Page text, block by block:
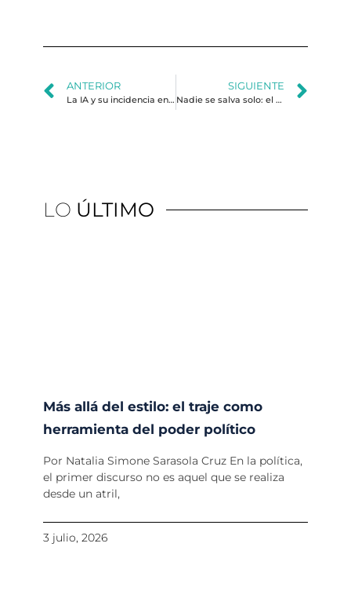
ANTERIOR
La IA y su incidencia en campañas electorales
SIGUIENTE
Nadie se salva solo: el sindicalismo latinoamericano ante la tormenta digital
LO ÚLTIMO
Más allá del estilo: el traje como
herramienta del poder político
Por Natalia Simone Sarasola Cruz En la política,
el primer discurso no es aquel que se realiza
desde un atril,
3 julio, 2026